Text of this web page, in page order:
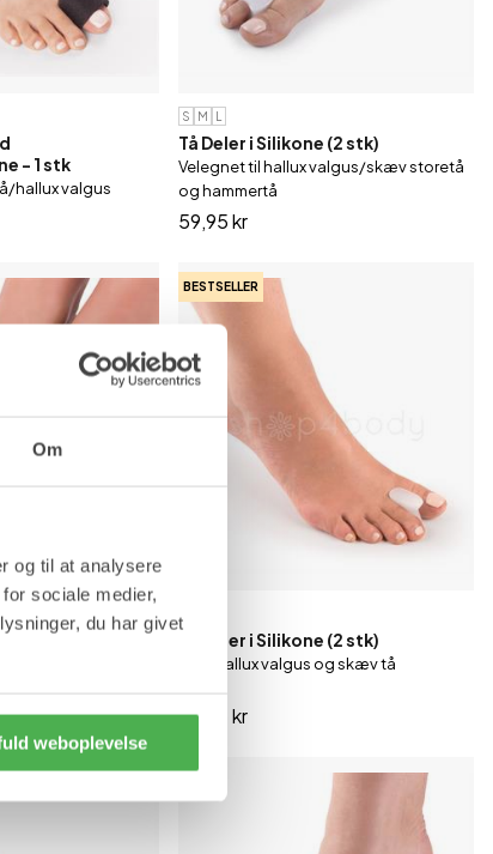
Om
og til at analysere
sociale medier,
du har givet
weboplevelse
- 1 stk
hallux valgus
S M L
Tå Deler i Silikone (2 stk)
Velegnet til hallux valgus/skæv storetå
og hammertå
59,95 kr
- 1 par
BESTSELLER
Tå Deler i Silikone (2 stk)
Mod hallux valgus og skæv tå
59,95 kr